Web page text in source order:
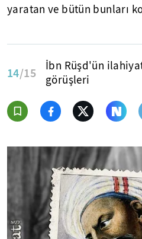
yaratan ve bütün bunları
14/15
İbn Rüşd'ün
görüşleri